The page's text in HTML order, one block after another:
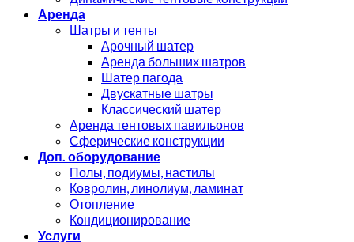
Аренда
Шатры и тенты
Арочный шатер
Аренда больших шатров
Шатер пагода
Двускатные шатры
Классический шатер
Аренда тентовых павильонов
Сферические конструкции
Доп. оборудование
Полы, подиумы, настилы
Ковролин, линолиум, ламинат
Отопление
Кондиционирование
Услуги